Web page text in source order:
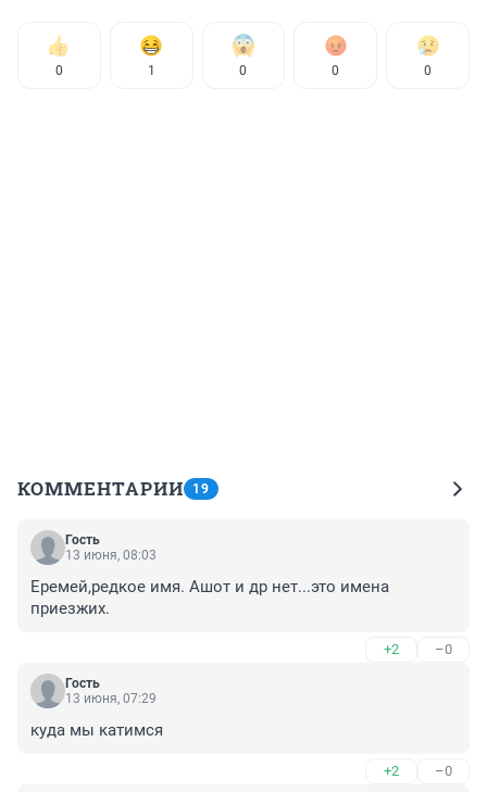
0 1 0 0 0
КОММЕНТАРИИ 19
Гость
13 июня, 08:03
Еремей,редкое имя. Ашот и др нет...это имена
приезжих.
+2 –0
Гость
13 июня, 07:29
куда мы катимся
+2 –0